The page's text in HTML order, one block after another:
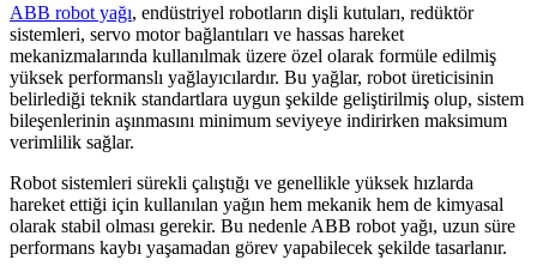
ABB robot yağı, endüstriyel robotların dişli kutuları, redüktör
sistemleri, servo motor bağlantıları ve hassas hareket
mekanizmalarında kullanılmak üzere özel olarak formüle edilmiş
yüksek performanslı yağlayıcılardır. Bu yağlar, robot üreticisinin
belirlediği teknik standartlara uygun şekilde geliştirilmiş olup, sistem
bileşenlerinin aşınmasını minimum seviyeye indirirken maksimum
verimlilik sağlar.
Robot sistemleri sürekli çalıştığı ve genellikle yüksek hızlarda
hareket ettiği için kullanılan yağın hem mekanik hem de kimyasal
olarak stabil olması gerekir. Bu nedenle ABB robot yağı, uzun süre
performans kaybı yaşamadan görev yapabilecek şekilde tasarlanır.